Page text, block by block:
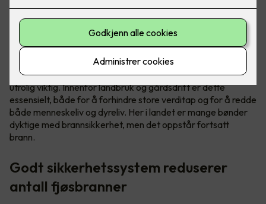
Ved å installere temperatursensorer i sikringsskapene får
du ekstra brannvakt på gården eller gartneriet ditt.
Brannsikkerhet redder liv
Uansett hvilken bransje du jobber i er brannsikkerheten
utrolig viktig. Innenfor landbruk og gårdsdrift er dette
essensielt, både for å forhindre store verditap og for å redde
både menneskeliv og dyreliv. Her i landet er mange bønder
dyktige med brannsikkerhet, men det oppstår fortsatt
brann.
Godt sikkerhetssystem reduserer
antall fjøsbranner